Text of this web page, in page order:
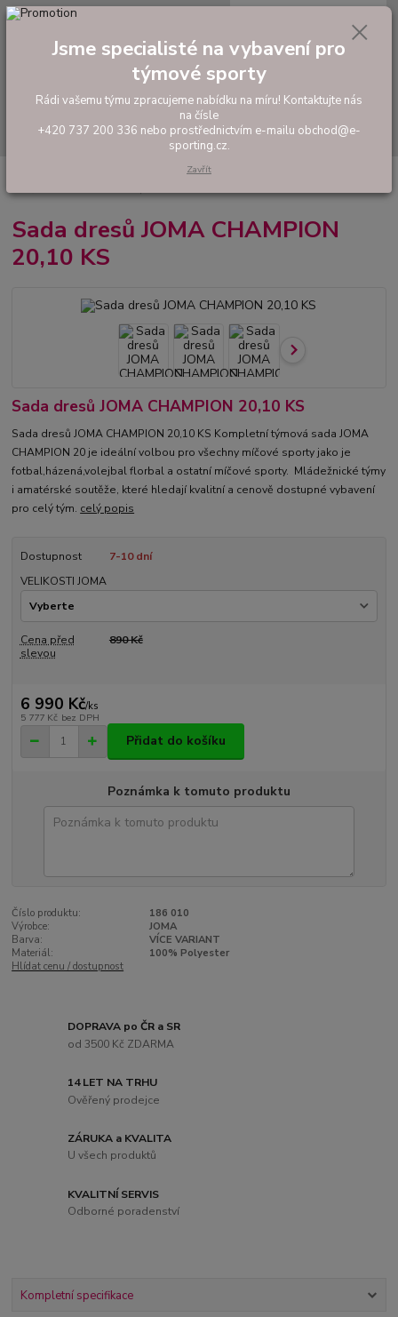
Hledat
tel: +420 737 200 336
0,00 Kč
Tréninkové oblečení
dresů JOMA CHAMPION 20,10 KS
Sada dresů JOMA CHAMPION
20,10 KS
Sada dresů JOMA CHAMPION 20,10 KS
Sada dresů JOMA CHAMPION 20,10 KS Kompletní týmová sada JOMA
CHAMPION 20 je ideální volbou pro všechny míčové sporty jako je
fotbal,házená,volejbal florbal a ostatní míčové sporty. Mládežnické týmy
i amatérské soutěže, které hledají kvalitní a cenově dostupné vybavení
pro celý tým. celý popis
Dostupnost
7-10 dní
VELIKOSTI JOMA
Cena před
slevou
890 Kč
6 990 Kč/ks
5 777 Kč bez DPH
Přidat do košíku
Poznámka k tomuto produktu
Číslo produktu:
186 010
Výrobce:
JOMA
Barva:
VÍCE VARIANT
Materiál:
100% Polyester
Hlídat cenu / dostupnost
DOPRAVA po ČR a SR
od 3500 Kč ZDARMA
14 LET NA TRHU
Ověřený prodejce
ZÁRUKA a KVALITA
U všech produktů
KVALITNÍ SERVIS
Odborné poradenství
Kompletní specifikace
Jsme specialisté na vybavení pro
týmové sporty
Rádi vašemu týmu zpracujeme nabídku na míru! Kontaktujte nás
na čísle
+420 737 200 336 nebo prostřednictvím e-mailu obchod@e-
sporting.cz.
Zavřít